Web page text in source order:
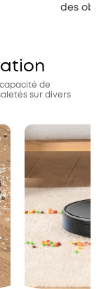
des
de
sur divers